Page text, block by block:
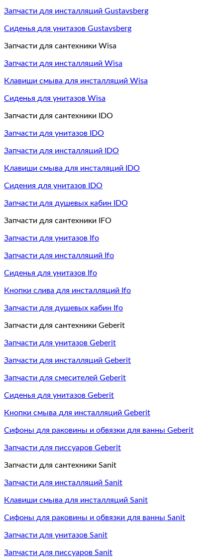
Запчасти для инсталляций Gustavsberg
Сиденья для унитазов Gustavsberg
Запчасти для сантехники Wisa
Запчасти для инсталляций Wisa
Клавиши смыва для инсталляций Wisa
Сиденья для унитазов Wisa
Запчасти для сантехники IDO
Запчасти для унитазов IDO
Запчасти для инсталляций IDO
Клавиши смыва для инсталяций IDO
Сидения для унитазов IDO
Запчасти для душевых кабин IDO
Запчасти для сантехники IFO
Запчасти для унитазов Ifo
Запчасти для инсталляций Ifo
Сиденья для унитазов Ifo
Кнопки слива для инсталляций Ifo
Запчасти для душевых кабин Ifo
Запчасти для сантехники Geberit
Запчасти для унитазов Geberit
Запчасти для инсталляций Geberit
Запчасти для смесителей Geberit
Сиденья для унитазов Geberit
Кнопки смыва для инсталляций Geberit
Сифоны для раковины и обвязки для ванны Geberit
Запчасти для писсуаров Geberit
Запчасти для сантехники Sanit
Запчасти для инсталляций Sanit
Клавиши смыва для инсталляций Sanit
Сифоны для раковины и обвязки для ванны Sanit
Запчасти для унитазов Sanit
Запчасти для писсуаров Sanit